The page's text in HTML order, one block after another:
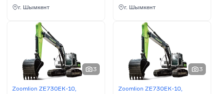
г. Шымкент г. Шымкент
3
Zoomlion ZE730EK-10,
3
Zoomlion ZE730EK-10,